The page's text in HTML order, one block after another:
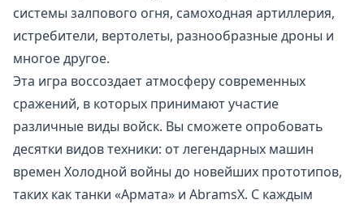
системы залпового огня, самоходная артиллерия,
истребители, вертолеты, разнообразные дроны и
многое другое.
Эта игра воссоздает атмосферу современных
сражений, в которых принимают участие
различные виды войск. Вы сможете опробовать
десятки видов техники: от легендарных машин
времен Холодной войны до новейших прототипов,
таких как танки «Армата» и AbramsX. С каждым